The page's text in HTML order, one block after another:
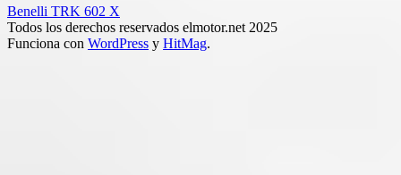
Benelli TRK 602 X
Todos los derechos reservados elmotor.net 2025
Funciona con WordPress y HitMag.